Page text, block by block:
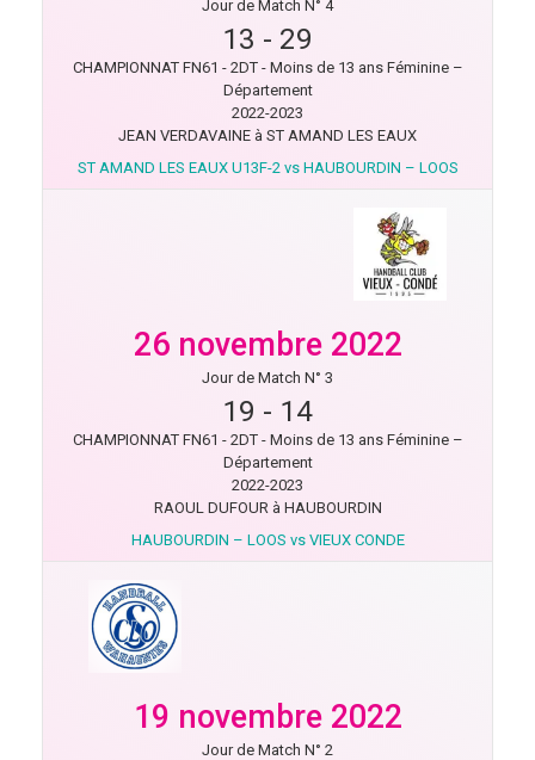
Jour de Match N° 4
13 - 29
CHAMPIONNAT FN61 - 2DT - Moins de 13 ans Féminine –
Département
2022-2023
JEAN VERDAVAINE à ST AMAND LES EAUX
ST AMAND LES EAUX U13F-2 vs HAUBOURDIN – LOOS
26 novembre 2022
Jour de Match N° 3
19 - 14
CHAMPIONNAT FN61 - 2DT - Moins de 13 ans Féminine –
Département
2022-2023
RAOUL DUFOUR à HAUBOURDIN
HAUBOURDIN – LOOS vs VIEUX CONDE
19 novembre 2022
Jour de Match N° 2